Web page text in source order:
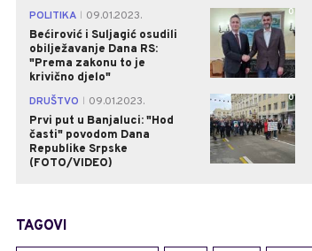
POLITIKA
09.01.2023.
Bećirović i Suljagić osudili
obilježavanje Dana RS:
"Prema zakonu to je
krivično djelo"
0
DRUŠTVO
09.01.2023.
Prvi put u Banjaluci: "Hod
časti" povodom Dana
Republike Srpske
(FOTO/VIDEO)
0
TAGOVI